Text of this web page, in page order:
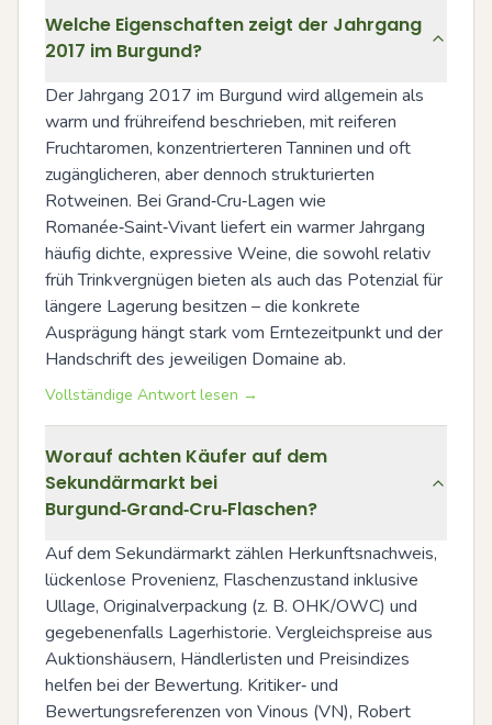
Welche Eigenschaften zeigt der Jahrgang
2017 im Burgund?
Der Jahrgang 2017 im Burgund wird allgemein als
warm und frühreifend beschrieben, mit reiferen
Fruchtaromen, konzentrierteren Tanninen und oft
zugänglicheren, aber dennoch strukturierten
Rotweinen. Bei Grand‑Cru‑Lagen wie
Romanée‑Saint‑Vivant liefert ein warmer Jahrgang
häufig dichte, expressive Weine, die sowohl relativ
früh Trinkvergnügen bieten als auch das Potenzial für
längere Lagerung besitzen – die konkrete
Ausprägung hängt stark vom Erntezeitpunkt und der
Handschrift des jeweiligen Domaine ab.
Vollständige Antwort lesen →
Worauf achten Käufer auf dem
Sekundärmarkt bei
Burgund‑Grand‑Cru‑Flaschen?
Auf dem Sekundärmarkt zählen Herkunftsnachweis,
lückenlose Provenienz, Flaschenzustand inklusive
Ullage, Originalverpackung (z. B. OHK/OWC) und
gegebenenfalls Lagerhistorie. Vergleichspreise aus
Auktionshäusern, Händlerlisten und Preisindizes
helfen bei der Bewertung. Kritiker‑ und
Bewertungsreferenzen von Vinous (VN), Robert